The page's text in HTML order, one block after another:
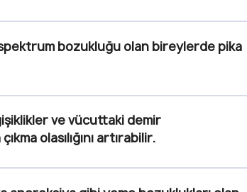
bozukluğu olan bireylerde pika
ve vücuttaki demir
olasılığını artırabilir.